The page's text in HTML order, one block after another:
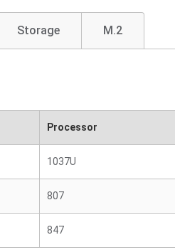
Storage M.2
Processor
1037U
807
847